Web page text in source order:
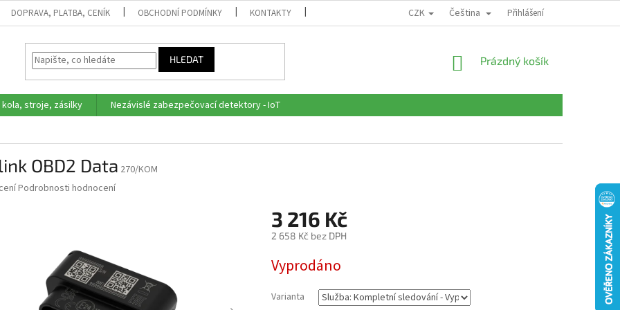
DOPRAVA, PLATBA, CENÍK OBCHODNÍ PODMÍNKY KONTAKTY MOJE OBJEDNÁVKA ZÁKAZNICKÁ LINKA:
CZK Čeština Přihlášení
HLEDAT
NÁKUPNÍ
Prázdný košík
stroje, zásilky
Nezávislé zabezpečovací detektory - IoT
OBD2 Data 270/KOM
Podrobnosti hodnocení
3 216 Kč
2 658 Kč bez DPH
cena:
Vyprodáno
Varianta